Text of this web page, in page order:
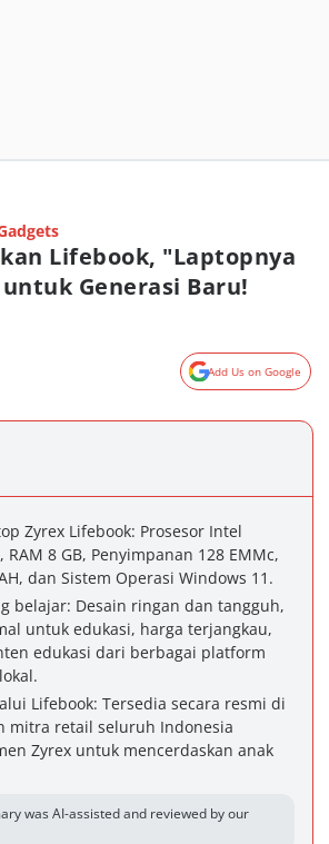
Lifebook, "Laptopnya
Generasi Baru!
Add Us on Google
Zyrex Lifebook: Prosesor Intel
RAM 8 GB, Penyimpanan 128 EMMc,
dan Sistem Operasi Windows 11.
belajar: Desain ringan dan tangguh,
untuk edukasi, harga terjangkau,
edukasi dari berbagai platform
Lifebook: Tersedia secara resmi di
mitra retail seluruh Indonesia
Zyrex untuk mencerdaskan anak
was AI-assisted and reviewed by our